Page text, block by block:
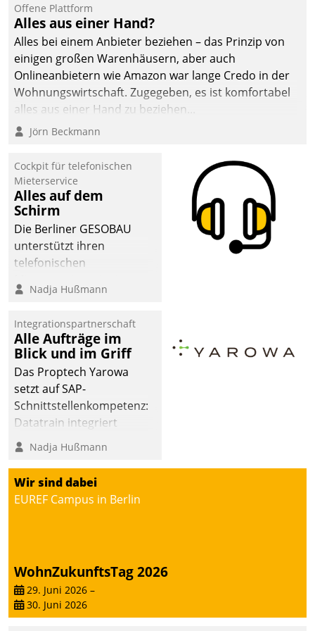
einsehen und ändern
oder
Schadensmeldungen
abgeben – rund um die
Uhr.
Offene Plattform
Alles aus einer Hand?
Alles bei einem Anbieter beziehen – das Prinzip von
einigen großen Warenhäusern, aber auch
Onlineanbietern wie Amazon war lange Credo in der
Wohnungswirtschaft. Zugegeben, es ist komfortabel
alles aus einer Hand zu beziehen...
Jörn Beckmann
Cockpit für telefonischen
Mieterservice
Alles auf dem
Schirm
Die Berliner GESOBAU
unterstützt ihren
telefonischen
digitalen Cockpit, das
passende Fragen und
Schlagworte auswirft.
Eine intuitive
Dialogführung ermöglicht
dem externen
Serviceteam, Anrufe von
Mietenden zügiger und
effizienter zu bearbeiten.
Nadja Hußmann
Integrationspartnerschaft
Alle Aufträge im
Blick und im Griff
Das Proptech Yarowa
setzt auf SAP-
Schnittstellenkompetenz:
Datatrain integriert
Yarowas Portal zur
Vergabe und Verwaltung
von Aufträgen der
operativen
Instandhaltung in die
– und beschleunigt damit
den Weg vom
Mieteranliegen zum
Nadja Hußmann
Wir sind dabei
EUREF Campus in Berlin
WohnZukunftsTag 2026
29. Juni 2026 –
30. Juni 2026